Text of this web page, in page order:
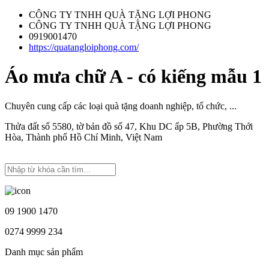
CÔNG TY TNHH QUÀ TẶNG LỢI PHONG
CÔNG TY TNHH QUÀ TẶNG LỢI PHONG
0919001470
https://quatangloiphong.com/
Áo mưa chữ A - có kiếng mẫu 1
Chuyên cung cấp các loại quà tặng doanh nghiệp, tổ chức, ...
Thửa đất số 5580, tờ bản đồ số 47, Khu DC ấp 5B, Phường Thới
Hòa, Thành phố Hồ Chí Minh, Việt Nam
09 1900 1470
0274 9999 234
Danh mục sản phẩm